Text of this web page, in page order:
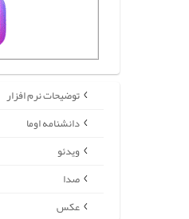
توضیحات نرم افزار
دانشنامه اوما
ویدئو
صدا
عکس